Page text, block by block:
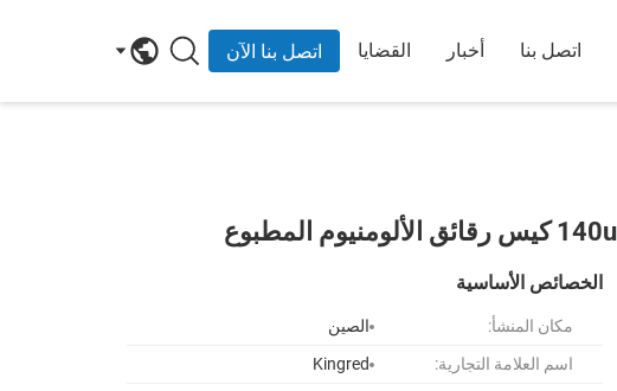
اتصل بنا أخبار القضايا اتصل بنا الآن
الخصائص الأساسية
مكان المنشأ:
الصين
اسم العلامة التجارية:
Kingred